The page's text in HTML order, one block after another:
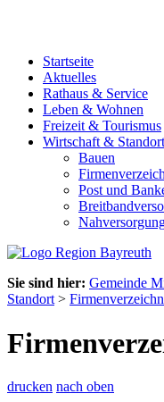
Startseite
Aktuelles
Rathaus & Service
Leben & Wohnen
Freizeit & Tourismus
Wirtschaft & Standort
Bauen
Post und
Sie sind hier: Gemeinde
Standort >
drucken nach oben